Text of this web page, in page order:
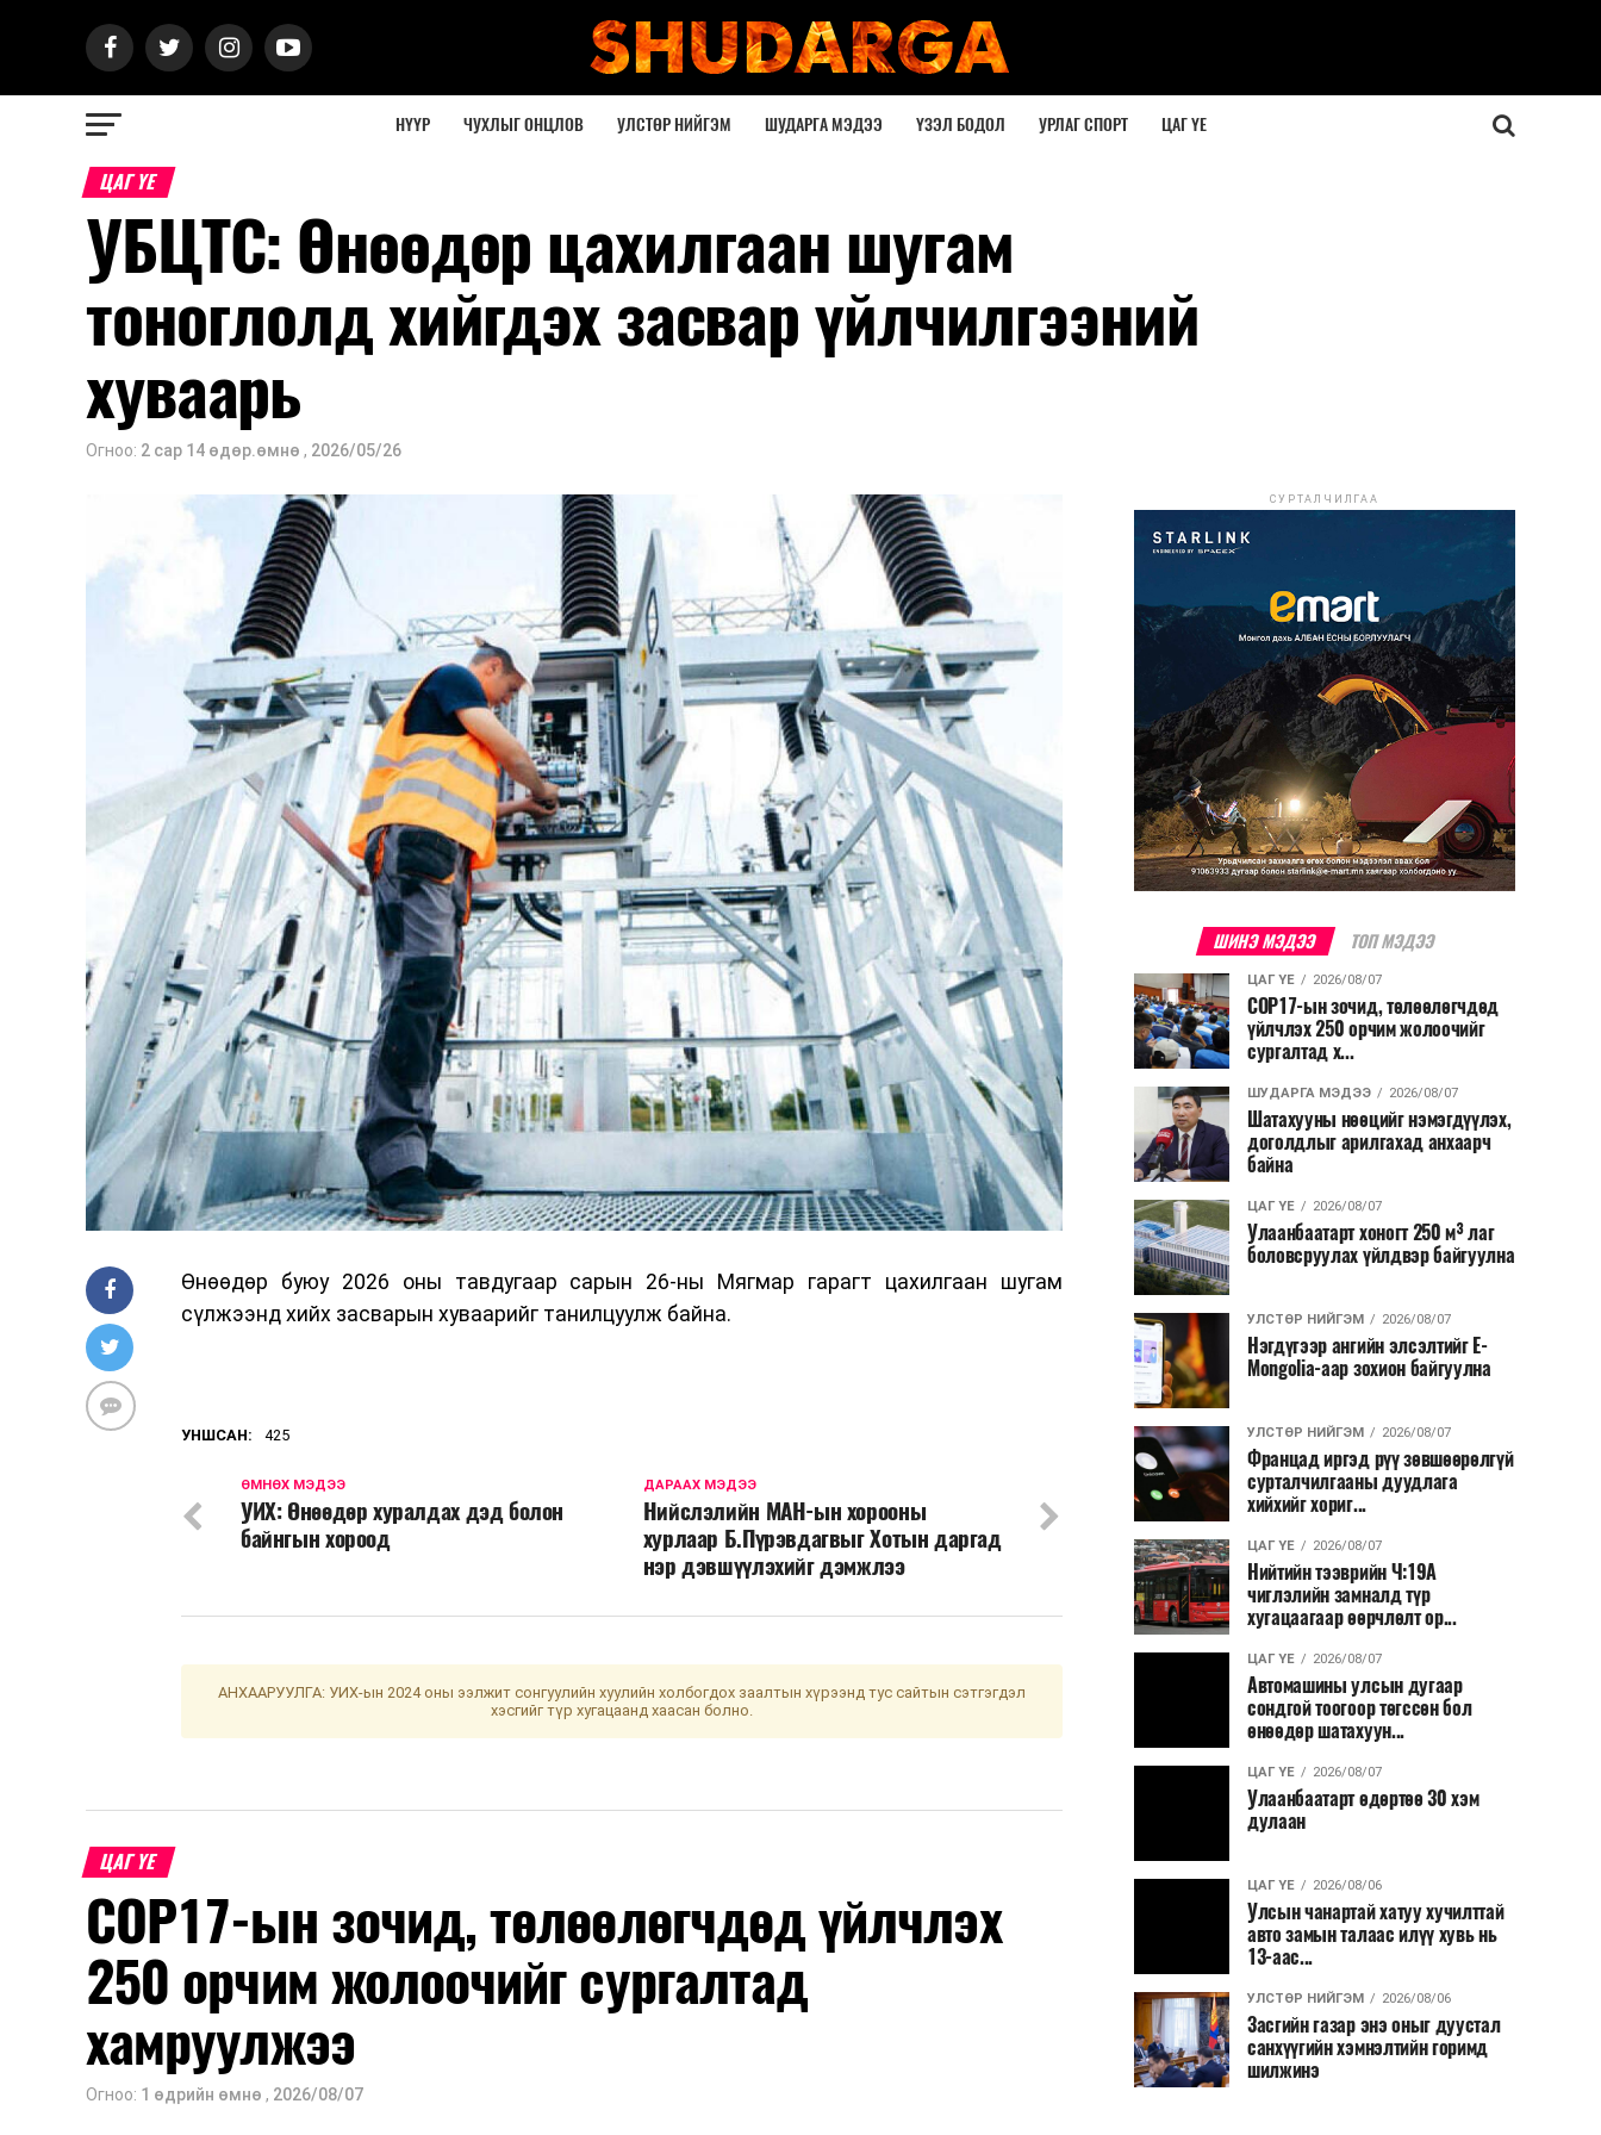
НҮҮР ЧУХЛЫГ ОНЦЛОВ УЛСТӨР НИЙГЭМ ШУДАРГА МЭДЭЭ ҮЗЭЛ БОДОЛ УРЛАГ СПОРТ ЦАГ ҮЕ
ЦАГ ҮЕ
УБЦТС: Өнөөдөр цахилгаан шугам
тоноглолд хийгдэх засвар үйлчилгээний
хуваарь
Огноо: 2 сар 14 өдөр.өмнө , 2026/05/26
Өнөөдөр буюу 2026 оны тавдугаар сарын 26-ны Мягмар гарагт цахилгаан шугам
сүлжээнд хийх засварын хуваарийг танилцуулж байна.
УНШСАН: 425
ДАРААХ МЭДЭЭ
Нийслэлийн МАН-ын хорооны
хурлаар Б.Пүрэвдагвыг Хотын даргад
нэр дэвшүүлэхийг дэмжлээ
ӨМНӨХ МЭДЭЭ
УИХ: Өнөөдөр хуралдах дэд болон
байнгын хороод
АНХААРУУЛГА: УИХ-ын 2024 оны ээлжит сонгуулийн хуулийн холбогдох заалтын хүрээнд тус сайтын сэтгэгдэл
хэсгийг түр хугацаанд хаасан болно.
ЦАГ ҮЕ
COP17-ын зочид, төлөөлөгчдөд үйлчлэх
250 орчим жолоочийг сургалтад
хамруулжээ
Огноо: 1 өдрийн өмнө , 2026/08/07
СУРТАЛЧИЛГАА
ШИНЭ МЭДЭЭ ТОП МЭДЭЭ
ЦАГ ҮЕ 2026/08/07
COP17-ын зочид, төлөөлөгчдөд
үйлчлэх 250 орчим жолоочийг
сургалтад х...
ШУДАРГА МЭДЭЭ 2026/08/07
Шатахууны нөөцийг нэмэгдүүлэх,
доголдлыг арилгахад анхаарч
байна
ЦАГ ҮЕ 2026/08/07
Улаанбаатарт хоногт 250 м³ лаг
боловсруулах үйлдвэр байгуулна
УЛСТӨР НИЙГЭМ 2026/08/07
Нэгдүгээр ангийн элсэлтийг E-
Mongolia-аар зохион байгуулна
УЛСТӨР НИЙГЭМ 2026/08/07
Францад иргэд рүү зөвшөөрөлгүй
сурталчилгааны дуудлага
хийхийг хориг...
ЦАГ ҮЕ 2026/08/07
Нийтийн тээврийн Ч:19А
чиглэлийн замналд түр
хугацаагаар өөрчлөлт ор...
ЦАГ ҮЕ 2026/08/07
Автомашины улсын дугаар
сондгой тоогоор төгссөн бол
өнөөдөр шатахуун...
ЦАГ ҮЕ 2026/08/07
Улаанбаатарт өдөртөө 30 хэм
дулаан
ЦАГ ҮЕ 2026/08/06
Улсын чанартай хатуу хучилттай
авто замын талаас илүү хувь нь
13-аас...
УЛСТӨР НИЙГЭМ 2026/08/06
Засгийн газар энэ оныг дуустал
санхүүгийн хэмнэлтийн горимд
шилжинэ